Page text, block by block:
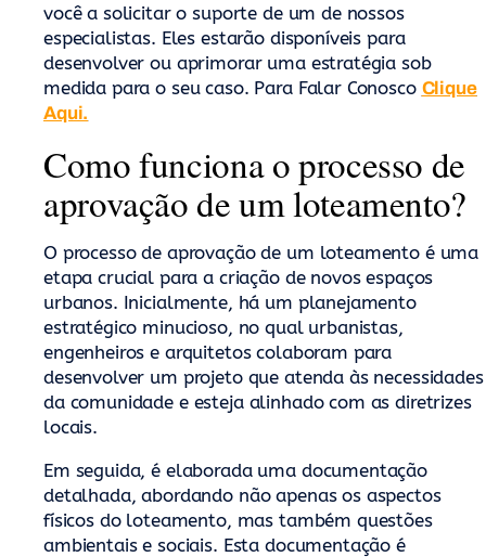
você a solicitar o suporte de um de nossos
especialistas. Eles estarão disponíveis para
desenvolver ou aprimorar uma estratégia sob
medida para o seu caso. Para Falar Conosco Clique
Aqui.
Como funciona o processo de
aprovação de um loteamento?
O processo de aprovação de um loteamento é uma
etapa crucial para a criação de novos espaços
urbanos. Inicialmente, há um planejamento
estratégico minucioso, no qual urbanistas,
engenheiros e arquitetos colaboram para
desenvolver um projeto que atenda às necessidades
da comunidade e esteja alinhado com as diretrizes
locais.
Em seguida, é elaborada uma documentação
detalhada, abordando não apenas os aspectos
físicos do loteamento, mas também questões
ambientais e sociais. Esta documentação é